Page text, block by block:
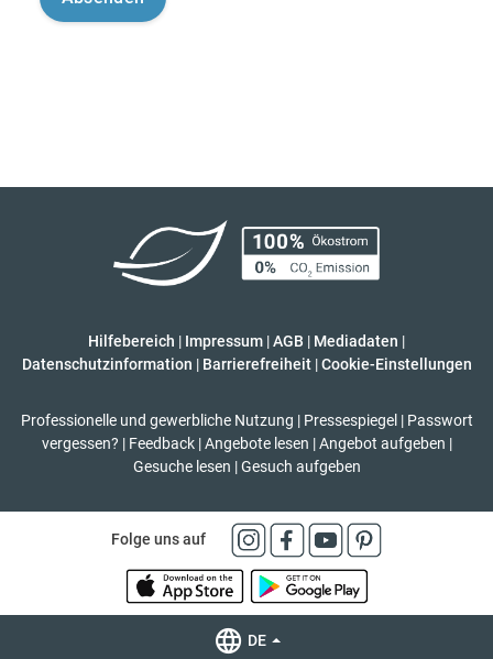
Hilfebereich | Impressum |AGB | Mediadaten |
Datenschutzinformation | Barrierefreiheit | Cookie-Einstellungen
Professionelle und gewerbliche Nutzung | Pressespiegel | Passwort
vergessen? | Feedback | Angebote lesen | Angebot aufgeben |
Gesuche lesen | Gesuch aufgeben
Folge uns auf
DE